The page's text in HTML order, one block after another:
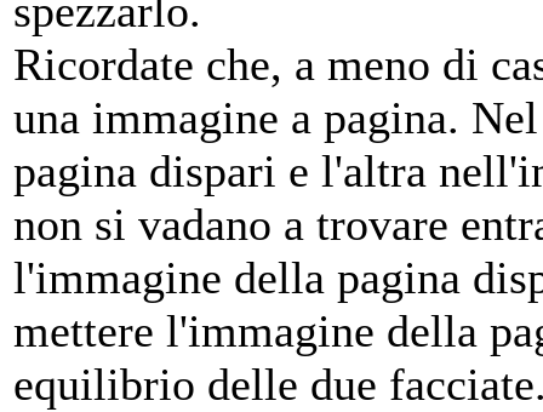
spezzarlo.
Ricordate che, a meno di
una immagine a pagina.
pagina dispari e l'altra
non si vadano a trovare
l'immagine della pagina
mettere l'immagine della
equilibrio delle due